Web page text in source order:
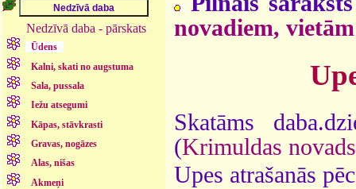
Nedzīvā daba - pārskats
Ūdens
Kalni, skati no augstuma
Sala, pussala
Iežu atsegumi
Kāpas, stāvkrasti
Gravas, nogāzes
Alas, nišas
Akmeņi
novadiem, vietām
Skatāms
(Krimuldas novads
Upes atrašanās